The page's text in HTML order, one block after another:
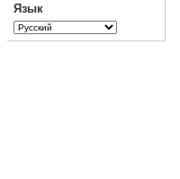
Язык